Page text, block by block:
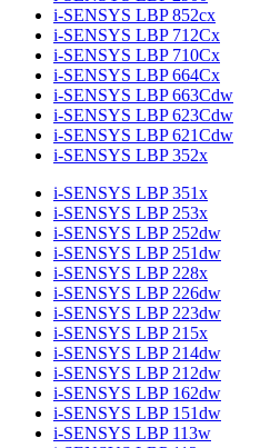
i-SENSYS LBP 852cx
i-SENSYS LBP 712Cx
i-SENSYS LBP 710Cx
i-SENSYS LBP 664Cx
i-SENSYS LBP 663Cdw
i-SENSYS LBP 623Cdw
i-SENSYS LBP 621Cdw
i-SENSYS LBP 352x
i-SENSYS LBP 351x
i-SENSYS LBP 253x
i-SENSYS LBP 252dw
i-SENSYS LBP 251dw
i-SENSYS LBP 228x
i-SENSYS LBP 226dw
i-SENSYS LBP 223dw
i-SENSYS LBP 215x
i-SENSYS LBP 214dw
i-SENSYS LBP 212dw
i-SENSYS LBP 162dw
i-SENSYS LBP 151dw
i-SENSYS LBP 113w